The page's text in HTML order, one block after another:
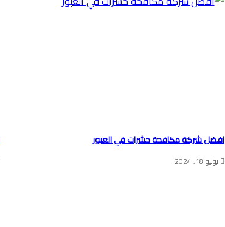
افضل شركة مكافحة حشرات في العبور
يوليو 18, 2024